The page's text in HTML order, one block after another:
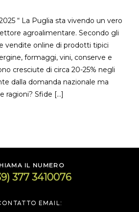
“ La Puglia sta vivendo un vero
agroalimentare. Secondo gli
vendite online di prodotti tipici
formaggi, vini, conserve e
cresciute di circa 20-25% negli
dalla domanda nazionale ma
ragioni? Sfide […]
IL NUMERO
377 3410076
EMAIL: